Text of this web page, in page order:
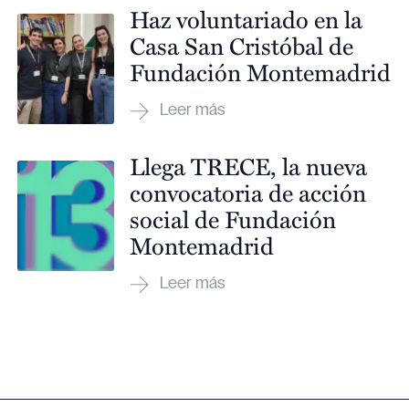
Haz voluntariado en la
Casa San Cristóbal de
Fundación Montemadrid
Llega TRECE, la nueva
convocatoria de acción
social de Fundación
Montemadrid